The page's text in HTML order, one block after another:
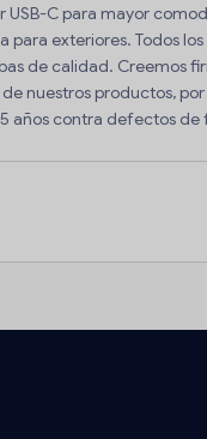
USB-C para mayor
para exteriores. Todos
de calidad. Creemos
nuestros productos,
años contra defectos de